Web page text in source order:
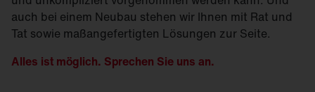
auch bei einem Neubau stehen wir Ihnen mit Rat und
Tat sowie maßangefertigten Lösungen zur Seite.
Alles ist möglich. Sprechen Sie uns an.